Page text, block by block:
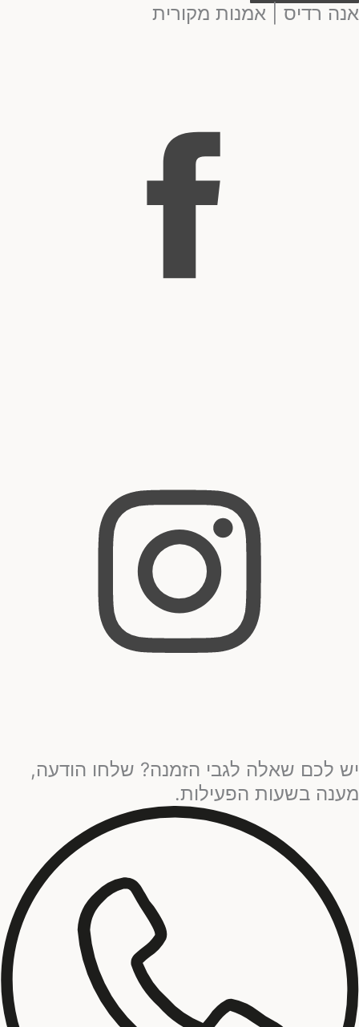
אנה רדיס | אמנות מקורית
יש לכם שאלה לגבי הזמנה? שלחו הודעה,
מענה בשעות הפעילות.